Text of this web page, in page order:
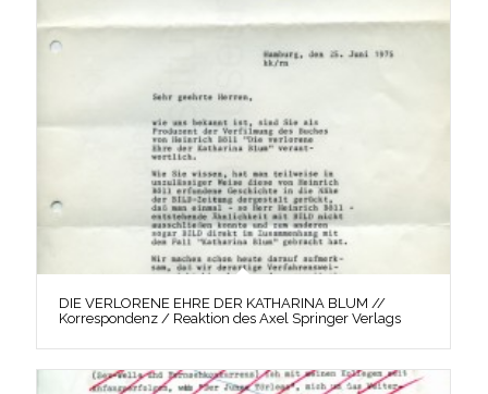
DIE VERLORENE EHRE DER KATHARINA BLUM //
Korrespondenz / Reaktion des Axel Springer Verlags